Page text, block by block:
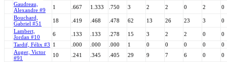
Gaudreau,
Alexandre #9
1 .667 1.333 .750 3 2 2 0 2
0
Bouchard,
Gabriel #51
18 .419 .468 .478 62 13 26 23 3
0
Lambert,
Jordan #10
6 .133 .133 .278 15 3 2 2 0
0
Tardif, Félix #3 1 .000 .000 .000 1 0 0 0 0
0
Auger, Victor
#91
10 .241 .345 .405 29 9 7 6 0
0